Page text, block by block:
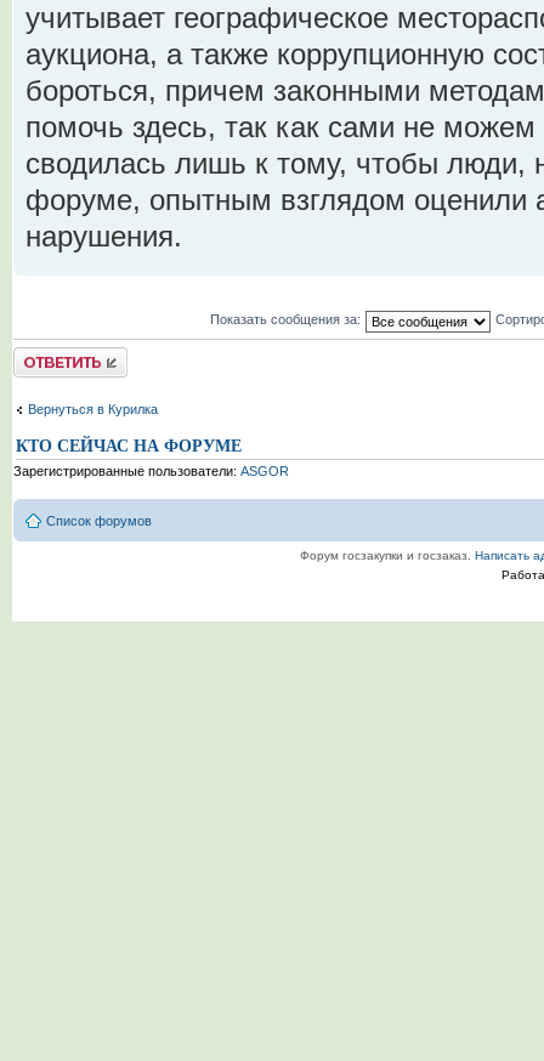
учитывает географическое
аукциона, а также коррупционную
бороться, причем законными
помочь здесь, так как сами не можем
сводилась лишь к тому, чтобы люди,
форуме, опытным взглядом оценили
нарушения.
Показать сообщения за:
Комментировать
Вернуться в Курилка
КТО СЕЙЧАС НА ФОРУМЕ
Зарегистрированные пользователи: ASGOR
Список форумов
Форум госзакупки и госзаказ.Написать